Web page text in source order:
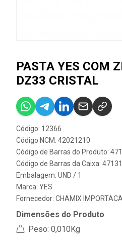
PASTA YES COM
DZ33 CRISTAL
Código: 12366
Código NCM: 42021210
Código de Barras do Produto:
Código de Barras da Caixa:
Embalagem: UND / 1
Marca: YES
Fornecedor: CHAMIX
Dimensões do Produto
Peso: 0,010Kg